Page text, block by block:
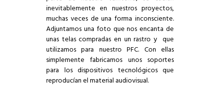
inevitablemente en nuestros proyectos,
muchas veces de una forma inconsciente.
Adjuntamos una foto que nos encanta de
unas telas compradas en un rastro y que
utilizamos para nuestro PFC. Con ellas
simplemente fabricamos unos soportes
para los dispositivos tecnológicos que
reproducían el material audiovisual.